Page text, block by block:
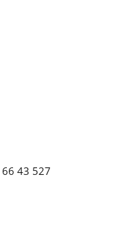
43 527